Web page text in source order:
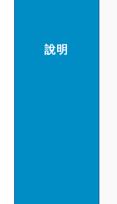
說明